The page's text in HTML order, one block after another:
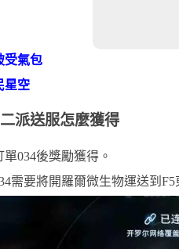
受氣包
星空
派送服怎麼獲得
034後獎勵獲得。
需要將開羅爾微生物運送到